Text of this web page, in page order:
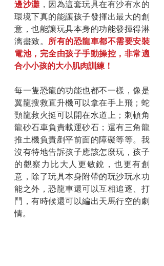
邊沙灘 ，因為這套玩具在有沙有水的
環境下真的能讓孩子發揮出最大的創
意，也能讓玩具本身的功能發揮得淋
漓盡致。 所有的恐龍車都不需要安裝
電池，完全由孩子手動操控，非常適
合小小孩的大小肌肉訓練！
每一隻恐龍的功能也都不一樣，像是
翼龍搜救直升機可以拿在手上飛；蛇
頸龍救火挺可以開在水道上；刺頓角
龍砂石車負責載運砂石；還有三角龍
推土機負責剷平前面的障礙等等。我
沒有特地告訴孩子應該怎麼玩，孩子
的觀察力比大人更敏銳，也更有創
意，除了玩具本身附帶的玩沙玩水功
能之外，恐龍車還可以互相追逐、打
鬥，有時候還可以編出天馬行空的劇
情。